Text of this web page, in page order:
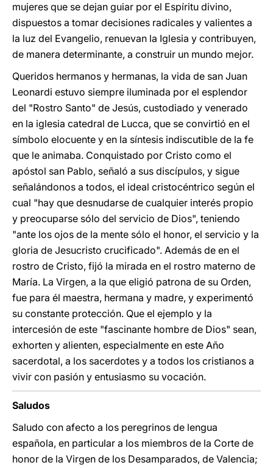
mujeres que se dejan guiar por el Espíritu divino,
dispuestos a tomar decisiones radicales y valientes a
la luz del Evangelio, renuevan la Iglesia y contribuyen,
de manera determinante, a construir un mundo mejor.
Queridos hermanos y hermanas, la vida de san Juan
Leonardi estuvo siempre iluminada por el esplendor
del "Rostro Santo" de Jesús, custodiado y venerado
en la iglesia catedral de Lucca, que se convirtió en el
símbolo elocuente y en la síntesis indiscutible de la fe
que le animaba. Conquistado por Cristo como el
apóstol san Pablo, señaló a sus discípulos, y sigue
señalándonos a todos, el ideal cristocéntrico según el
cual "hay que desnudarse de cualquier interés propio
y preocuparse sólo del servicio de Dios", teniendo
"ante los ojos de la mente sólo el honor, el servicio y la
gloria de Jesucristo crucificado". Además de en el
rostro de Cristo, fijó la mirada en el rostro materno de
María. La Virgen, a la que eligió patrona de su Orden,
fue para él maestra, hermana y madre, y experimentó
su constante protección. Que el ejemplo y la
intercesión de este "fascinante hombre de Dios" sean,
exhorten y alienten, especialmente en este Año
sacerdotal, a los sacerdotes y a todos los cristianos a
vivir con pasión y entusiasmo su vocación.
Saludos
Saludo con afecto a los peregrinos de lengua
española, en particular a los miembros de la Corte de
honor de la Virgen de los Desamparados, de Valencia;